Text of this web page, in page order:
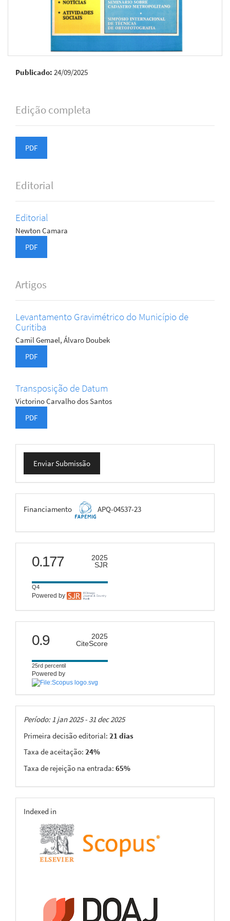
Publicado: 24/09/2025
Edição completa
PDF
Editorial
Editorial
Newton Camara
PDF
Artigos
Levantamento Gravimétrico do Município de
Curitiba
Camil Gemael, Álvaro Doubek
PDF
Transposição de Datum
Victorino Carvalho dos Santos
PDF
Enviar
Submissão
Enviar Submissão
FAPEMIG
Financiamento APQ-04537-23
scimago
0.177
2025
SJR
Q4
Powered by
citescore
0.9
2025
CiteScore
25rd percentil
Powered by
Taxas
Período: 1 jan 2025 - 31 dec 2025
Primeira decisão editorial: 21 dias
Taxa de aceitação: 24%
Taxa de rejeição na entrada: 65%
indexing
Indexed in